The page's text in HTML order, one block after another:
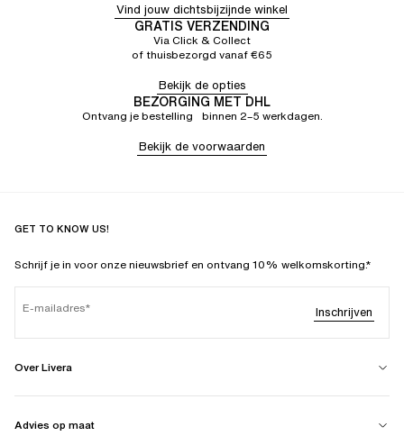
Vind jouw dichtsbijzijnde winkel
GRATIS VERZENDING
Via Click & Collect
of thuisbezorgd vanaf €65
Bekijk de opties
BEZORGING MET DHL
Ontvang je bestelling binnen 2–5 werkdagen.
Bekijk de voorwaarden
GET TO KNOW US!
Schrijf je in voor onze nieuwsbrief en ontvang 10% welkomskorting.*
E-mailadres Inschrijven
Over Livera
Advies op maat